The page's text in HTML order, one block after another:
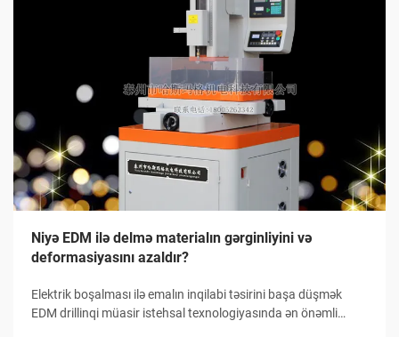
Niyə EDM ilə delmə materialın gərginliyini və
deformasiyasını azaldır?
Elektrik boşalması ilə emalın inqilabi təsirini başa düşmək
EDM drillinqi müasir istehsal texnologiyasında ən önəmli